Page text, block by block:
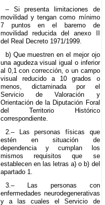
– Si presenta limitaciones de
movilidad y tengan como mínimo
7 puntos en el baremo de
movilidad reducida del anexo II
del Real Decreto 1971/1999.
b) Que muestren en el mejor ojo
una agudeza visual igual o inferior
al 0,1 con corrección, o un campo
visual reducido a 10 grados o
menos, dictaminada por el
Servicio de Valoración y
Orientación de la Diputación Foral
del Territorio Histórico
correspondiente.
2.– Las personas físicas que
estén en situación de
dependencia y cumplan los
mismos requisitos que se
establecen en las letras a) o b) del
apartado 1.
3.– Las personas con
enfermedades neurodegenerativas
y a las cuales el Servicio de